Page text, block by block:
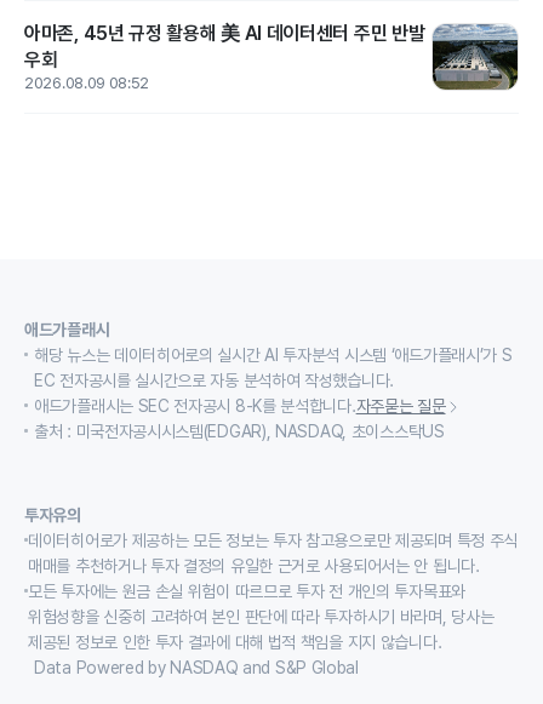
아마존, 45년 규정 활용해 美 AI 데이터센터 주민 반발
우회
2026.08.09 08:52
애드가플래시
해당 뉴스는 데이터히어로의 실시간 AI 투자분석 시스템 ‘애드가플래시’가 S
EC 전자공시를 실시간으로 자동 분석하여 작성했습니다.
애드가플래시는 SEC 전자공시 8-K를 분석합니다.자주묻는 질문
출처 : 미국전자공시시스템(EDGAR), NASDAQ, 초이스스탁US
투자유의
데이터히어로가 제공하는 모든 정보는 투자 참고용으로만 제공되며 특정 주식
매매를 추천하거나 투자 결정의 유일한 근거로 사용되어서는 안 됩니다.
모든 투자에는 원금 손실 위험이 따르므로 투자 전 개인의 투자목표와
위험성향을 신중히 고려하여 본인 판단에 따라 투자하시기 바라며, 당사는
제공된 정보로 인한 투자 결과에 대해 법적 책임을 지지 않습니다.
Data Powered by NASDAQ and S&P Global